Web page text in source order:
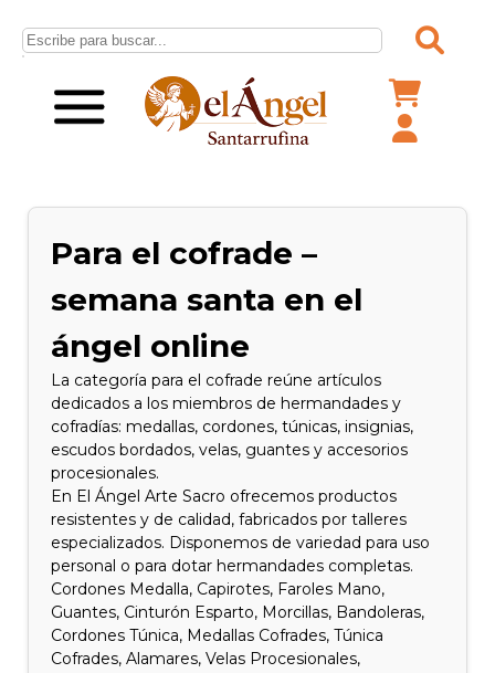
Para el cofrade –
semana santa en el
ángel online
La categoría para el cofrade reúne artículos
dedicados a los miembros de hermandades y
cofradías: medallas, cordones, túnicas, insignias,
escudos bordados, velas, guantes y accesorios
procesionales.
En El Ángel Arte Sacro ofrecemos productos
resistentes y de calidad, fabricados por talleres
especializados. Disponemos de variedad para uso
personal o para dotar hermandades completas.
Cordones Medalla, Capirotes, Faroles Mano,
Guantes, Cinturón Esparto, Morcillas, Bandoleras,
Cordones Túnica, Medallas Cofrades, Túnica
Cofrades, Alamares, Velas Procesionales,